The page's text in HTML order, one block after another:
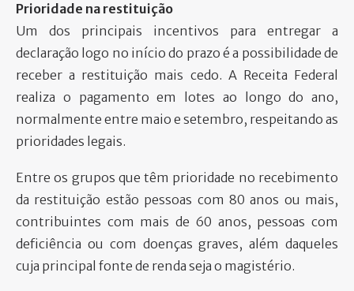
Prioridade na restituição
Um dos principais incentivos para entregar a
declaração logo no início do prazo é a possibilidade de
receber a restituição mais cedo. A Receita Federal
realiza o pagamento em lotes ao longo do ano,
normalmente entre maio e setembro, respeitando as
prioridades legais.
Entre os grupos que têm prioridade no recebimento
da restituição estão pessoas com 80 anos ou mais,
contribuintes com mais de 60 anos, pessoas com
deficiência ou com doenças graves, além daqueles
cuja principal fonte de renda seja o magistério.